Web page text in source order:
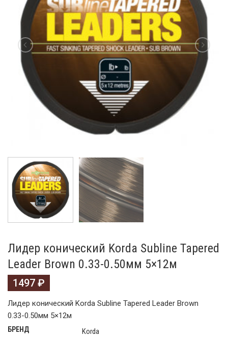
Лидер конический Korda Subline Tapered
Leader Brown 0.33-0.50мм 5×12м
1497 ₽
Лидер конический Korda Subline Tapered Leader Brown
0.33-0.50мм 5×12м
БРЕНД Korda